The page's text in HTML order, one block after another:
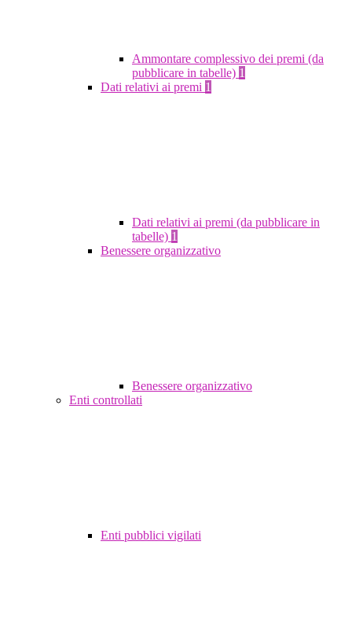
Ammontare complessivo dei premi (da
pubblicare in tabelle) 1
Dati relativi ai premi 1
Dati relativi ai premi (da pubblicare in
tabelle) 1
Benessere organizzativo
Benessere organizzativo
Enti controllati
Enti pubblici vigilati